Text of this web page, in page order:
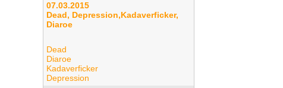
07.03.2015
Dead, Depression,Kadaverficker,
Diaroe
Dead
Diaroe
Kadaverficker
Depression